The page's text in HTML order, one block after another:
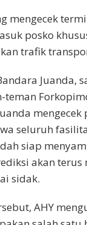
mengecek
posko
trafik
Juanda,
teman
seluruh
siap
akan terus
sidak.
AHY